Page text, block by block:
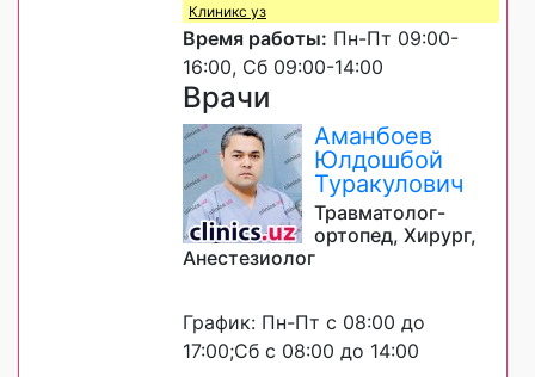
Клиникс уз
Время работы: Пн-Пт 09:00-
16:00, Сб 09:00-14:00
Врачи
Аманбоев
Юлдошбой
Туракулович
Травматолог-
ортопед, Хирург,
Анестезиолог
График: Пн-Пт с 08:00 до
17:00;Сб с 08:00 до 14:00